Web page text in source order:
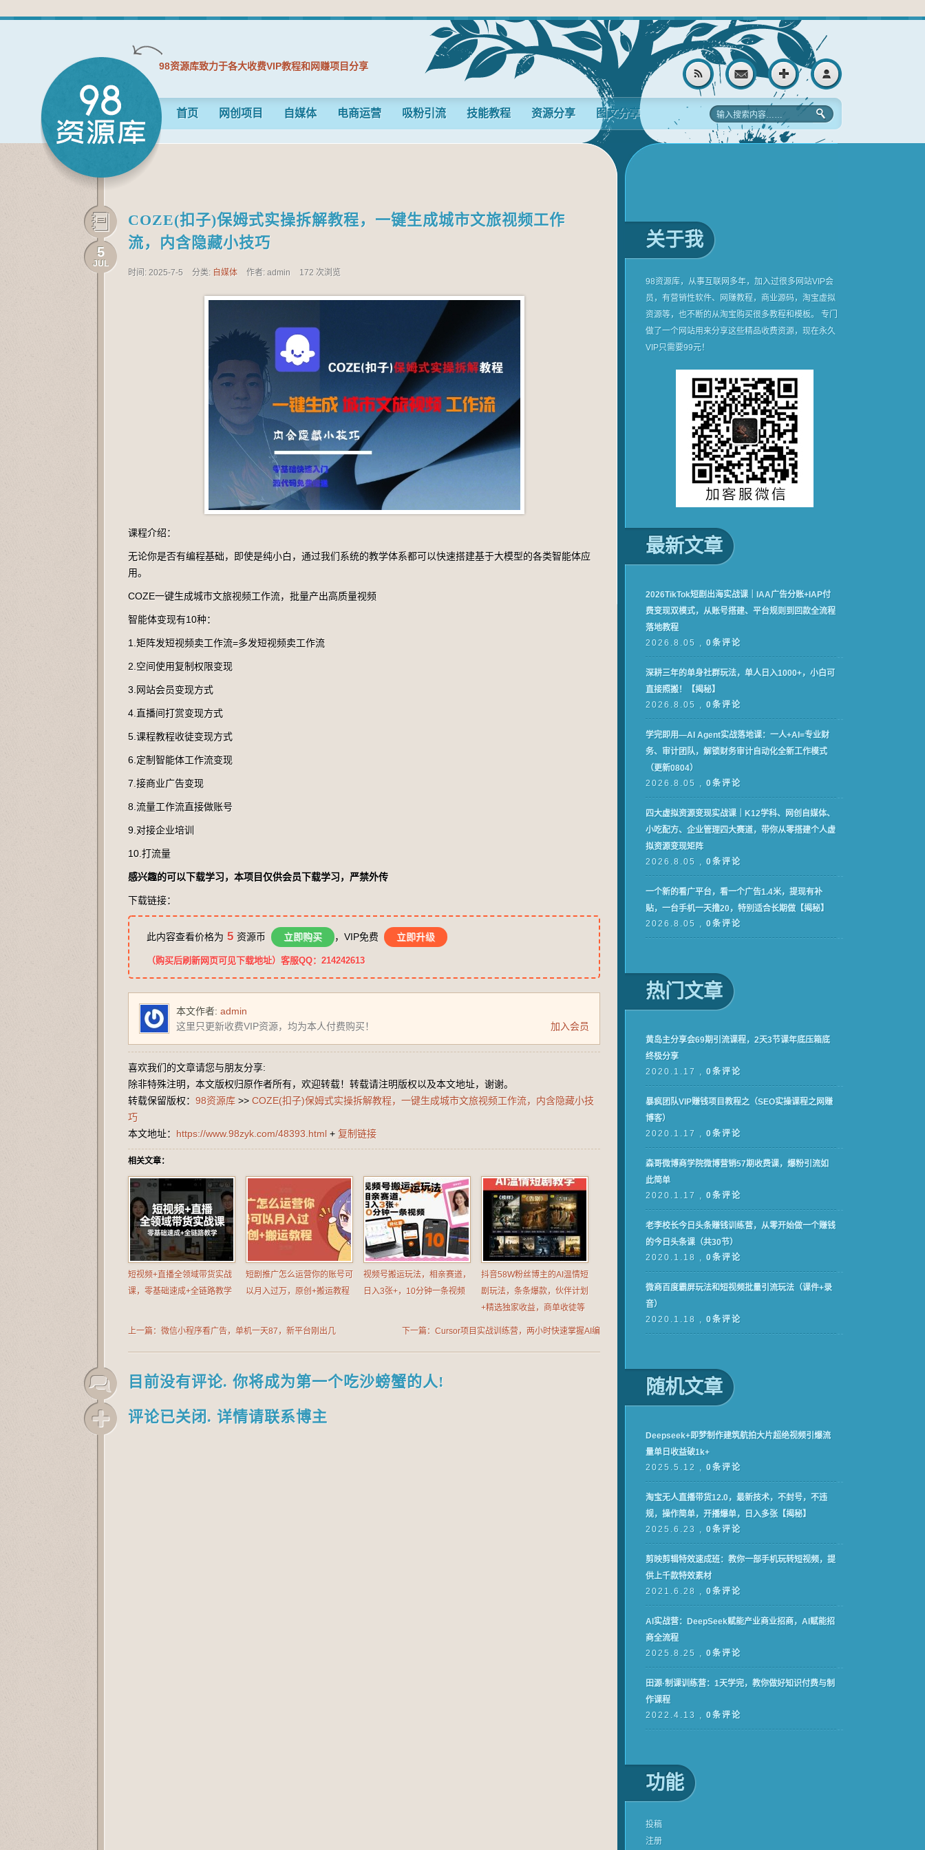
98资源库致力于各大收费VIP教程和网赚项目分享
首页 网创项目 自媒体 电商运营 吸粉引流 技能教程 资源分享 图文分享
5
JUL
COZE(扣子)保姆式实操拆解教程，一键生成城市文旅视频工作
流，内含隐藏小技巧
时间: 2025-7-5 分类: 自媒体 作者: admin 172 次浏览
课程介绍：
无论你是否有编程基础，即使是纯小白，通过我们系统的教学体系都可以快速搭建基于大模型的各类智能体应
用。
COZE一键生成城市文旅视频工作流，批量产出高质量视频
智能体变现有10种：
1.矩阵发短视频卖工作流=多发短视频卖工作流
2.空间使用复制权限变现
3.网站会员变现方式
4.直播间打赏变现方式
5.课程教程收徒变现方式
6.定制智能体工作流变现
7.接商业广告变现
8.流量工作流直接做账号
9.对接企业培训
10.打流量
感兴趣的可以下载学习，本项目仅供会员下载学习，严禁外传
下载链接：
此内容查看价格为 5 资源币 立即购买 ，VIP免费 立即升级
（购买后刷新网页可见下载地址）客服QQ：214242613
本文作者: admin
这里只更新收费VIP资源，均为本人付费购买！
加入会员
喜欢我们的文章请您与朋友分享:
除非特殊注明，本文版权归原作者所有，欢迎转载！转载请注明版权以及本文地址，谢谢。
转载保留版权： 98资源库 >> COZE(扣子)保姆式实操拆解教程，一键生成城市文旅视频工作流，内含隐藏小技
巧
本文地址： https://www.98zyk.com/48393.html + 复制链接
相关文章：
短视频+直播全领域带货实战
课，零基础速成+全链路教学
短剧推广怎么运营你的账号可
以月入过万，原创+搬运教程
视频号搬运玩法，相亲赛道，
日入3张+，10分钟一条视频
抖音58W粉丝博主的AI温情短
剧玩法，条条爆款，伙伴计划
+精选独家收益，商单收徒等
上一篇：微信小程序看广告，单机一天87，新平台刚出几
下一篇：Cursor项目实战训练营，两小时快速掌握AI编
目前没有评论. 你将成为第一个吃沙螃蟹的人!
评论已关闭. 详情请联系博主
关于我
98资源库，从事互联网多年，加入过很多网站VIP会
员，有营销性软件、网赚教程，商业源码，淘宝虚拟
资源等，也不断的从淘宝购买很多教程和模板。 专门
做了一个网站用来分享这些精品收费资源，现在永久
VIP只需要99元！
最新文章
2026TikTok短剧出海实战课｜IAA广告分账+IAP付
费变现双模式，从账号搭建、平台规则到回款全流程
落地教程
2026.8.05 , 0条评论
深耕三年的单身社群玩法，单人日入1000+，小白可
直接照搬！【揭秘】
2026.8.05 , 0条评论
学完即用—AI Agent实战落地课：一人+AI=专业财
务、审计团队，解锁财务审计自动化全新工作模式
（更新0804）
2026.8.05 , 0条评论
四大虚拟资源变现实战课｜K12学科、网创自媒体、
小吃配方、企业管理四大赛道，带你从零搭建个人虚
拟资源变现矩阵
2026.8.05 , 0条评论
一个新的看广平台，看一个广告1.4米，提现有补
贴，一台手机一天撸20，特别适合长期做【揭秘】
2026.8.05 , 0条评论
热门文章
黄岛主分享会69期引流课程，2天3节课年底压箱底
终极分享
2020.1.17 , 0条评论
暴疯团队VIP赚钱项目教程之（SEO实操课程之网赚
博客）
2020.1.17 , 0条评论
森哥微博商学院微博营销57期收费课，爆粉引流如
此简单
2020.1.17 , 0条评论
老李校长今日头条赚钱训练营，从零开始做一个赚钱
的今日头条课（共30节）
2020.1.18 , 0条评论
微商百度霸屏玩法和短视频批量引流玩法（课件+录
音）
2020.1.18 , 0条评论
随机文章
Deepseek+即梦制作建筑航拍大片超绝视频引爆流
量单日收益破1k+
2025.5.12 , 0条评论
淘宝无人直播带货12.0，最新技术，不封号，不违
规，操作简单，开播爆单，日入多张【揭秘】
2025.6.23 , 0条评论
剪映剪辑特效速成班：教你一部手机玩转短视频，提
供上千款特效素材
2021.6.28 , 0条评论
AI实战营：DeepSeek赋能产业商业招商，AI赋能招
商全流程
2025.8.25 , 0条评论
田源·制课训练营：1天学完，教你做好知识付费与制
作课程
2022.4.13 , 0条评论
功能
投稿
注册